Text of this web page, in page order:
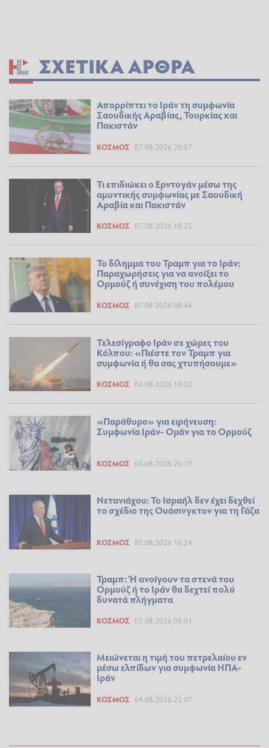
ΣΧΕΤΙΚΆ ΆΡΘΡΑ
Απορρίπτει το Ιράν τη συμφωνία
Σαουδικής Αραβίας, Τουρκίας και
Πακιστάν
ΚΌΣΜΟΣ 07.08.2026 20:07
Τι επιδιώκει ο Ερντογάν μέσω της
αμυντικής συμφωνίας με Σαουδική
Αραβία και Πακιστάν
ΚΌΣΜΟΣ 07.08.2026 18:25
Το δίλημμα του Τραμπ για το Ιράν:
Παραχωρήσεις για να ανοίξει το
Ορμούζ ή συνέχιση του πολέμου
ΚΌΣΜΟΣ 07.08.2026 08:44
Τελεσίγραφο Ιράν σε χώρες του
Κόλπου: «Πιέστε τον Τραμπ για
συμφωνία ή θα σας χτυπήσουμε»
ΚΌΣΜΟΣ 06.08.2026 18:03
«Παράθυρο» για ειρήνευση:
Συμφωνία Ιράν- Ομάν για το Ορμούζ
ΚΌΣΜΟΣ 05.08.2026 20:19
Νετανιάχου: Το Ισραήλ δεν έχει δεχθεί
το σχέδιο της Ουάσινγκτον για τη Γάζα
ΚΌΣΜΟΣ 05.08.2026 16:24
Τραμπ: Ή ανοίγουν τα στενά του
Ορμούζ ή το Ιράν θα δεχτεί πολύ
δυνατά πλήγματα
ΚΌΣΜΟΣ 05.08.2026 08:01
Μειώνεται η τιμή του πετρελαίου εν
μέσω ελπίδων για συμφωνία ΗΠΑ-
Ιράν
ΚΌΣΜΟΣ 04.08.2026 22:07